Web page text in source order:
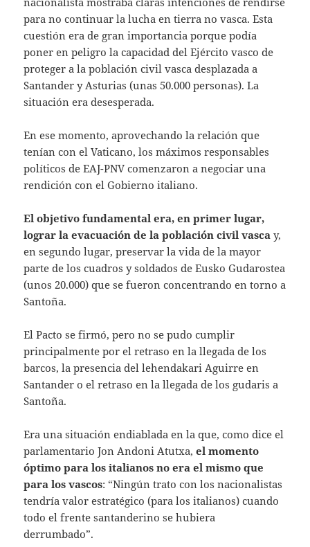
para no continuar la lucha en tierra no vasca. Esta
cuestión era de gran importancia porque podía
poner en peligro la capacidad del Ejército vasco de
proteger a la población civil vasca desplazada a
Santander y Asturias (unas 50.000 personas). La
situación era desesperada.
En ese momento, aprovechando la relación que
tenían con el Vaticano, los máximos responsables
políticos de EAJ-PNV comenzaron a negociar una
rendición con el Gobierno italiano.
El objetivo fundamental era, en primer lugar,
lograr la evacuación de la población civil vasca y,
en segundo lugar, preservar la vida de la mayor
parte de los cuadros y soldados de Eusko Gudarostea
(unos 20.000) que se fueron concentrando en torno a
Santoña.
El Pacto se firmó, pero no se pudo cumplir
principalmente por el retraso en la llegada de los
barcos, la presencia del lehendakari Aguirre en
Santander o el retraso en la llegada de los gudaris a
Santoña.
Era una situación endiablada en la que, como dice el
parlamentario Jon Andoni Atutxa,el momento
óptimo para los italianos no era el mismo que
para los vascos: “Ningún trato con los nacionalistas
tendría valor estratégico (para los italianos) cuando
todo el frente santanderino se hubiera
derrumbado”.